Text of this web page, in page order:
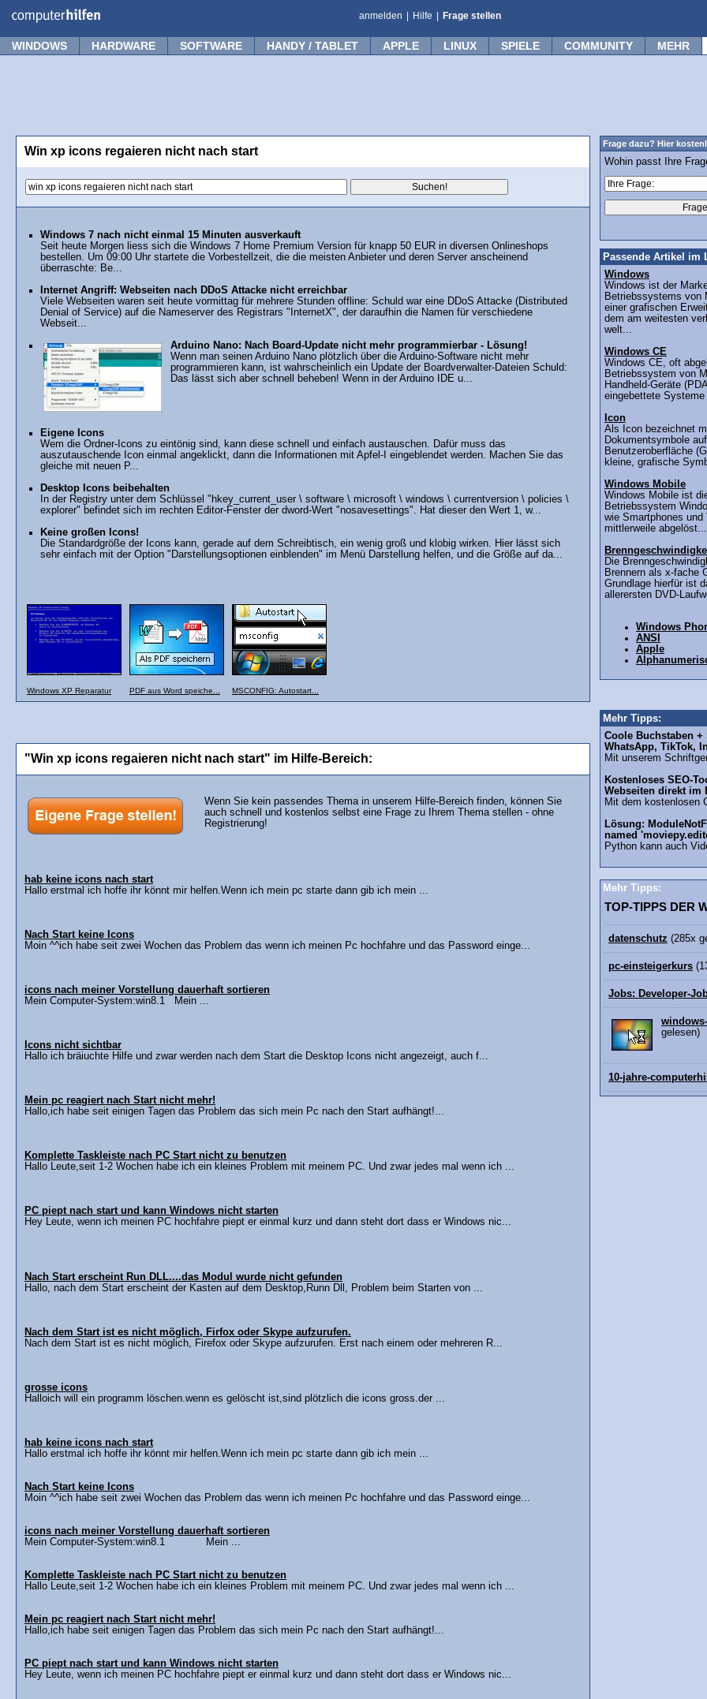
anmelden Hilfe Frage stellen
WINDOWS HARDWARE SOFTWARE HANDY / TABLET APPLE LINUX SPIELE COMMUNITY MEHR
Win xp icons regaieren nicht nach start
Windows 7 nach nicht einmal 15 Minuten ausverkauft
Seit heute Morgen liess sich die Windows 7 Home Premium Version für knapp 50 EUR in diversen Onlineshops
bestellen. Um 09:00 Uhr startete die Vorbestellzeit, die die meisten Anbieter und deren Server anscheinend
überraschte: Be...
Internet Angriff: Webseiten nach DDoS Attacke nicht erreichbar
Viele Webseiten waren seit heute vormittag für mehrere Stunden offline: Schuld war eine DDoS Attacke (Distributed
Denial of Service) auf die Nameserver des Registrars "InternetX", der daraufhin die Namen für verschiedene
Webseit...
Arduino Nano: Nach Board-Update nicht mehr programmierbar - Lösung!
Wenn man seinen Arduino Nano plötzlich über die Arduino-Software nicht mehr
programmieren kann, ist wahrscheinlich ein Update der Boardverwalter-Dateien Schuld:
Das lässt sich aber schnell beheben! Wenn in der Arduino IDE u...
Eigene Icons
Wem die Ordner-Icons zu eintönig sind, kann diese schnell und einfach austauschen. Dafür muss das
auszutauschende Icon einmal angeklickt, dann die Informationen mit Apfel-I eingeblendet werden. Machen Sie das
gleiche mit neuen P...
Desktop Icons beibehalten
In der Registry unter dem Schlüssel "hkey_current_user \ software \ microsoft \ windows \ currentversion \ policies \
explorer" befindet sich im rechten Editor-Fenster der dword-Wert "nosavesettings". Hat dieser den Wert 1, w...
Keine großen Icons!
Die Standardgröße der Icons kann, gerade auf dem Schreibtisch, ein wenig groß und klobig wirken. Hier lässt sich
sehr einfach mit der Option "Darstellungsoptionen einblenden" im Menü Darstellung helfen, und die Größe auf da...
Windows XP Reparatur PDF aus Word speiche... MSCONFIG: Autostart...
"Win xp icons regaieren nicht nach start" im Hilfe-Bereich:
Wenn Sie kein passendes Thema in unserem Hilfe-Bereich finden, können Sie
auch schnell und kostenlos selbst eine Frage zu Ihrem Thema stellen - ohne
Registrierung!
hab keine icons nach start
Hallo erstmal ich hoffe ihr könnt mir helfen.Wenn ich mein pc starte dann gib ich mein ...
Nach Start keine Icons
Moin ^^ich habe seit zwei Wochen das Problem das wenn ich meinen Pc hochfahre und das Password einge...
icons nach meiner Vorstellung dauerhaft sortieren
Mein Computer-System:win8.1 Mein ...
Icons nicht sichtbar
Hallo ich bräiuchte Hilfe und zwar werden nach dem Start die Desktop Icons nicht angezeigt, auch f...
Mein pc reagiert nach Start nicht mehr!
Hallo,ich habe seit einigen Tagen das Problem das sich mein Pc nach den Start aufhängt!...
Komplette Taskleiste nach PC Start nicht zu benutzen
Hallo Leute,seit 1-2 Wochen habe ich ein kleines Problem mit meinem PC. Und zwar jedes mal wenn ich ...
PC piept nach start und kann Windows nicht starten
Hey Leute, wenn ich meinen PC hochfahre piept er einmal kurz und dann steht dort dass er Windows nic...
Nach Start erscheint Run DLL....das Modul wurde nicht gefunden
Hallo, nach dem Start erscheint der Kasten auf dem Desktop,Runn Dll, Problem beim Starten von ...
Nach dem Start ist es nicht möglich, Firfox oder Skype aufzurufen.
Nach dem Start ist es nicht möglich, Firefox oder Skype aufzurufen. Erst nach einem oder mehreren R...
grosse icons
Halloich will ein programm löschen.wenn es gelöscht ist,sind plötzlich die icons gross.der ...
hab keine icons nach start
Hallo erstmal ich hoffe ihr könnt mir helfen.Wenn ich mein pc starte dann gib ich mein ...
Nach Start keine Icons
Moin ^^ich habe seit zwei Wochen das Problem das wenn ich meinen Pc hochfahre und das Password einge...
icons nach meiner Vorstellung dauerhaft sortieren
Mein Computer-System:win8.1 Mein ...
Komplette Taskleiste nach PC Start nicht zu benutzen
Hallo Leute,seit 1-2 Wochen habe ich ein kleines Problem mit meinem PC. Und zwar jedes mal wenn ich ...
Mein pc reagiert nach Start nicht mehr!
Hallo,ich habe seit einigen Tagen das Problem das sich mein Pc nach den Start aufhängt!...
PC piept nach start und kann Windows nicht starten
Hey Leute, wenn ich meinen PC hochfahre piept er einmal kurz und dann steht dort dass er Windows nic...
Frage dazu? Hier
Wohin passt Ihre
Passende Artikel im
Windows
Windows ist der
Betriebssystems von
einer grafischen
dem am weitesten
welt...
Windows CE
Windows CE, oft
Betriebssystem von
Handheld-Geräte
eingebettete Systeme
Icon
Als Icon bezeichnet
Dokumentsymbole
Benutzeroberfläche
kleine, grafische
Windows Mobile
Windows Mobile ist
Betriebssystem
wie Smartphones und
mittlerweile abgelöst...
Die
Brennern als x-fache
Grundlage hierfür ist
allerersten DVD-
Windows
ANSI
Apple
Mehr Tipps:
Coole Buchstaben
WhatsApp, TikTok,
Mit unserem
Kostenloses SEO-
Webseiten direkt im
Mit dem kostenlosen
Lösung:
named
Python kann auch
Mehr Tipps:
TOP-TIPPS DER
datenschutz (285x
pc-einsteigerkurs
Jobs: Developer-
gelesen)
10-jahre-